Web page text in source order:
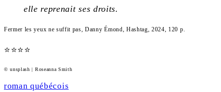
elle reprenait ses droits.
Fermer les yeux ne suffit pas, Danny Émond, Hashtag, 2024, 120 p.
⭐⭐⭐⭐
Rating:
4
© unsplash | Roseanna Smith
roman québécois